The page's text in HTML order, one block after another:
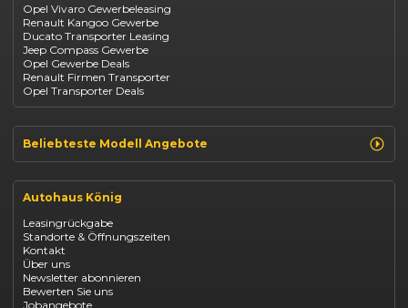
Jeep
Suzuki
BYD
Kia
Mazda
Citroën
Abarth
Fiat Professional
Opel Vivaro Gewerbeleasing
Renault Kangoo Gewerbe
Ducato Transporter Leasing
Jeep Compass Gewerbe
Opel Gewerbe Deals
Renault Firmen Transporter
Opel Transporter Deals
Beliebteste Modell Angebote
Renault Arkana Leasing
Renault Captur Leasing
Opel Astra leasen
Opel Mokka kaufen
Opel Grandland finanzieren
Opel Vivaro Gewerbeleasing
Fiat 500 finanzieren
Fiat Panda leasen
Autohaus König
Leasingrückgabe
Standorte & Öffnungszeiten
Kontakt
Über uns
Newsletter abonnieren
Bewerten Sie uns
Jobangebote